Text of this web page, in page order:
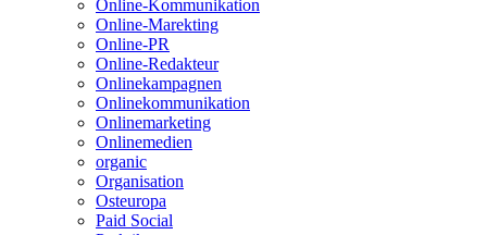
Online-Kommunikation
Online-Marekting
Online-PR
Online-Redakteur
Onlinekampagnen
Onlinekommunikation
Onlinemarketing
Onlinemedien
organic
Organisation
Osteuropa
Paid Social